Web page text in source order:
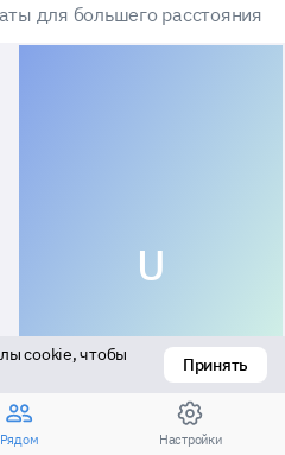
для большего расстояния
U
cookie, чтобы
Принять
Рядом Настройки